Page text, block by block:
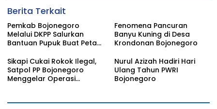
Berita Terkait
Pemkab Bojonegoro
Melalui DKPP Salurkan
Bantuan Pupuk Buat Petani
Fenomena Pancuran
Banyu Kuning di Desa
Krondonan Bojonegoro
Sikapi Cukai Rokok Ilegal,
Satpol PP Bojonegoro
Menggelar Operasi
Nurul Azizah Hadiri Hari
Ulang Tahun PWRI
Bojonegoro